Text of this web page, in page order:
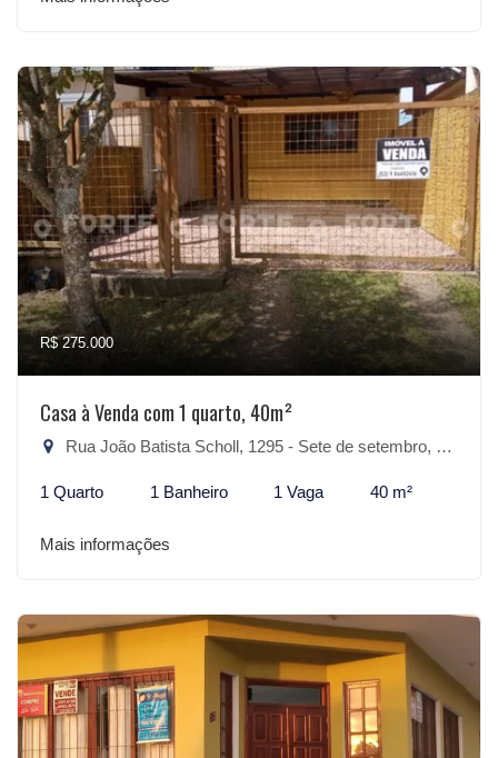
R$ 275.000
Casa à Venda com 1 quarto, 40m²
Rua João Batista Scholl, 1295 - Sete de setembro, São Lourenço do Sul-RS
1 Quarto 1 Banheiro 1 Vaga 40 m²
Mais informações